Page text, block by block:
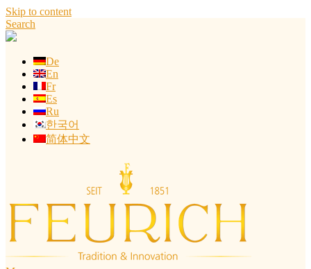
Skip to content
Search
De
En
Fr
Es
Ru
한국어
简体中文